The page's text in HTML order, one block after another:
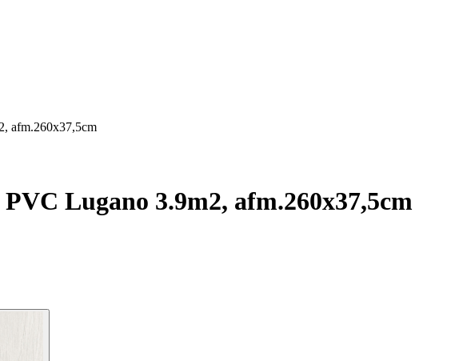
afm.260x37,5cm
Lugano 3.9m2, afm.260x37,5cm